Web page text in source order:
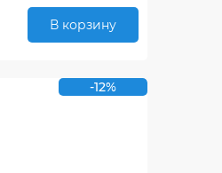
В корзину
-12%